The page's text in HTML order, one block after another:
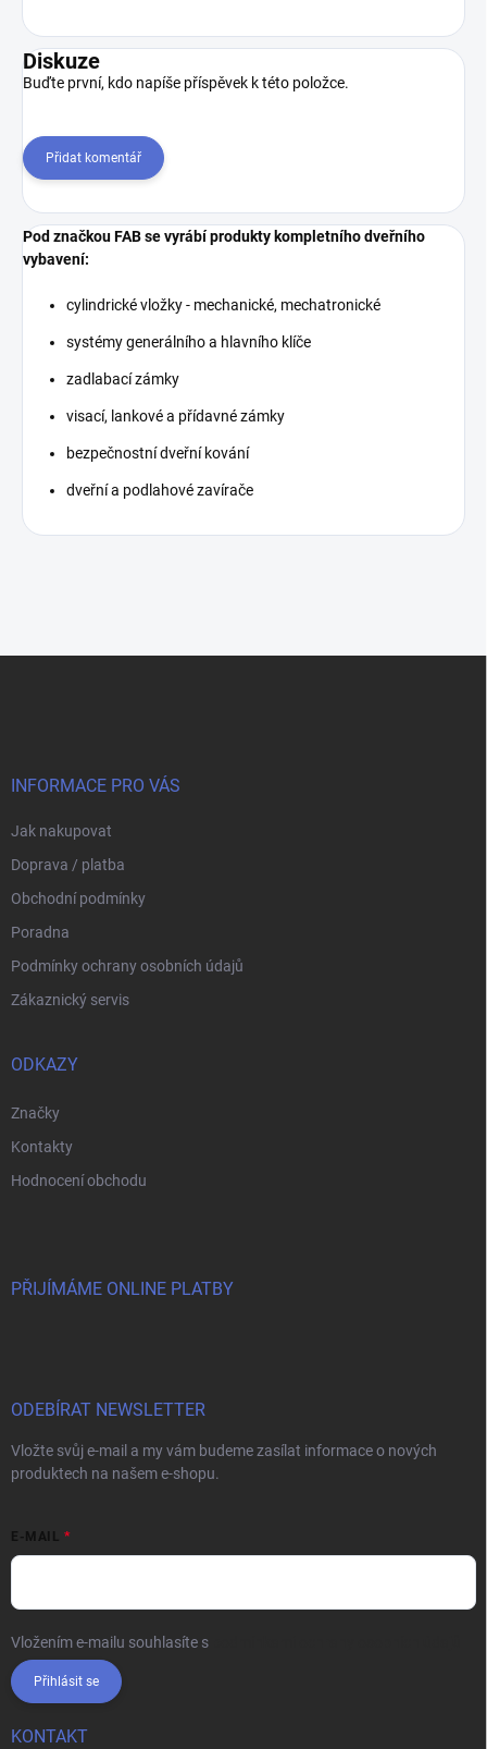
Diskuze
Buďte první, kdo napíše příspěvek k této položce.
Přidat komentář
Pod značkou FAB se vyrábí produkty kompletního dveřního
vybavení:
cylindrické vložky - mechanické, mechatronické
systémy generálního a hlavního klíče
zadlabací zámky
visací, lankové a přídavné zámky
bezpečnostní dveřní kování
dveřní a podlahové zavírače
INFORMACE PRO VÁS
Jak nakupovat
Doprava / platba
Obchodní podmínky
Poradna
Podmínky ochrany osobních údajů
Zákaznický servis
ODKAZY
Značky
Kontakty
Hodnocení obchodu
PŘIJÍMÁME ONLINE PLATBY
ODEBÍRAT NEWSLETTER
Vložte svůj e-mail a my vám budeme zasílat informace o nových
produktech na našem e-shopu.
E-MAIL
Vložením e-mailu souhlasíte s
Přihlásit se
KONTAKT